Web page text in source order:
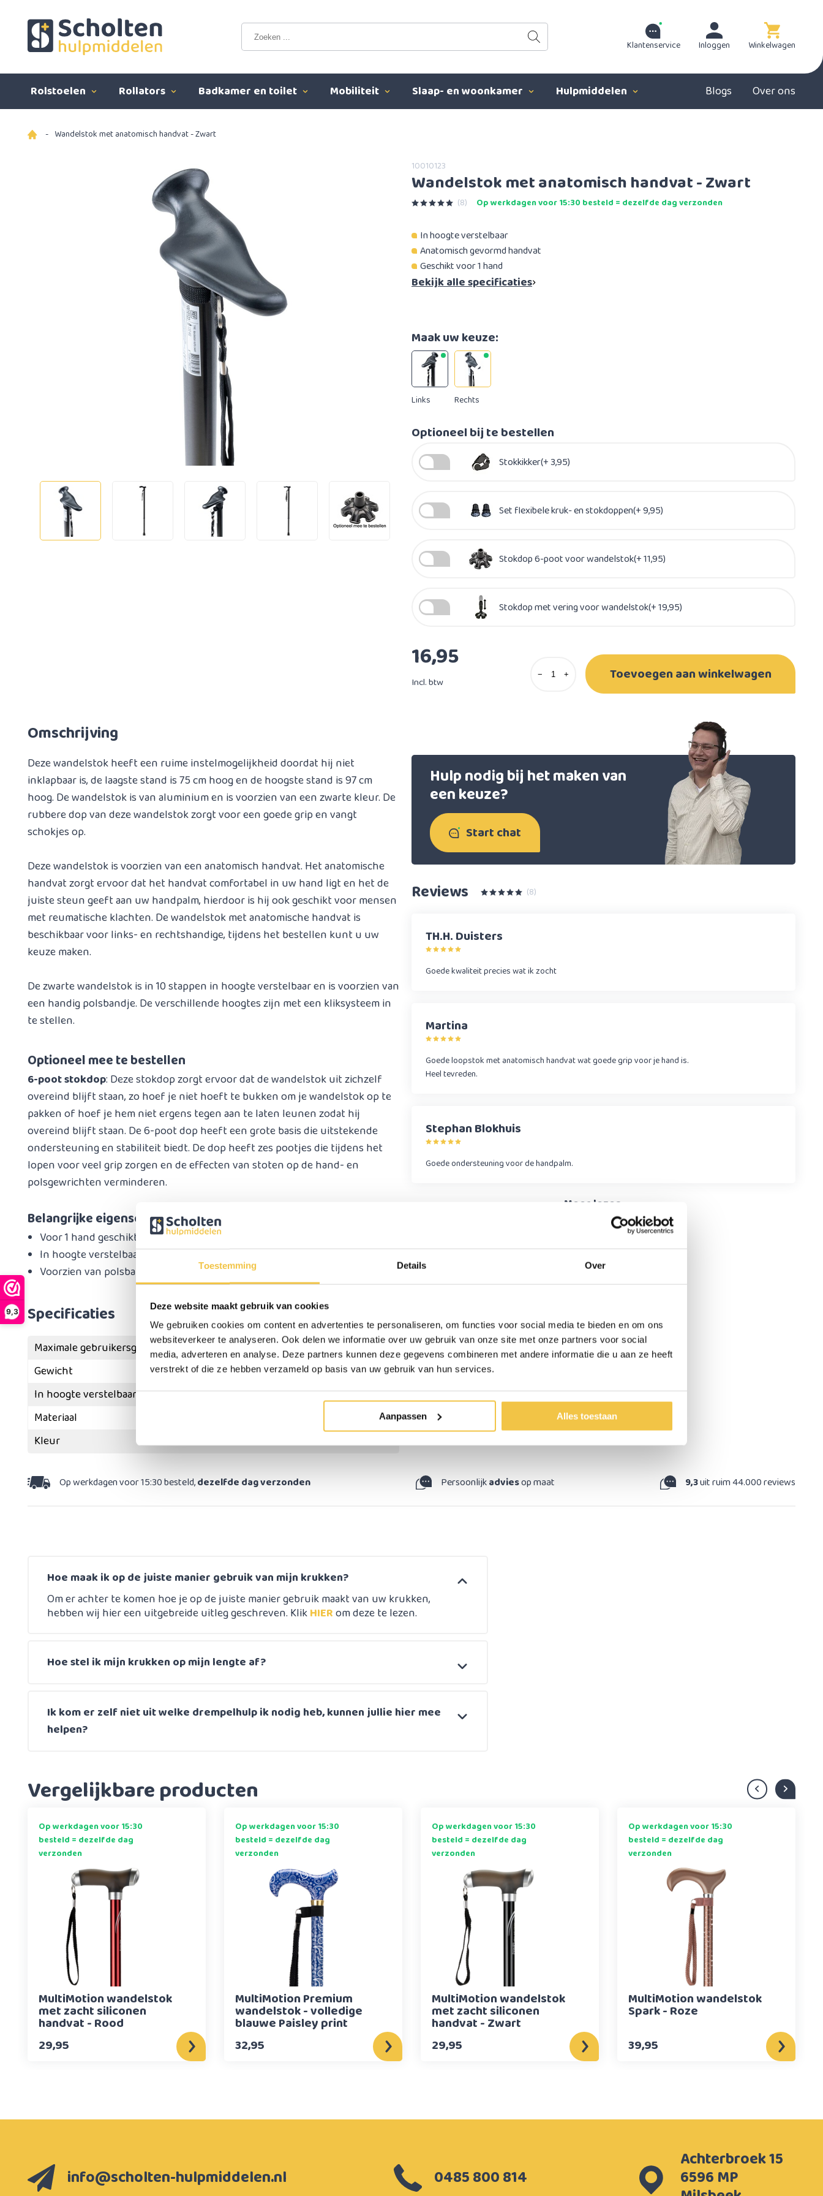
Toestemming Details Over
Deze website maakt gebruik van cookies
We gebruiken cookies om content en advertenties te personaliseren, om functies voor social media te bieden en om ons
websiteverkeer te analyseren. Ook delen we informatie over uw gebruik van onze site met onze partners voor social
media, adverteren en analyse. Deze partners kunnen deze gegevens combineren met andere informatie die u aan ze heeft
verstrekt of die ze hebben verzameld op basis van uw gebruik van hun services.
Aanpassen Alles toestaan
9,3
Klantenservice Inloggen Winkelwagen
Rolstoelen Rollators Badkamer en toilet Mobiliteit Slaap- en woonkamer Hulpmiddelen Blogs Over ons
- Wandelstok met anatomisch handvat - Zwart
10010123
Wandelstok met anatomisch handvat - Zwart
(8) Op werkdagen voor 15:30 besteld = dezelfde dag verzonden
In hoogte verstelbaar
Anatomisch gevormd handvat
Geschikt voor 1 hand
Bekijk alle specificaties
Maak uw keuze:
Links Rechts
Optioneel bij te bestellen
Stokkikker(+ 3,95)
Set flexibele kruk- en stokdoppen(+ 9,95)
Stokdop 6-poot voor wandelstok(+ 11,95)
Stokdop met vering voor wandelstok(+ 19,95)
16,95
Incl. btw
− + Toevoegen aan winkelwagen
Omschrijving
Deze wandelstok heeft een ruime instelmogelijkheid doordat hij niet
inklapbaar is, de laagste stand is 75 cm hoog en de hoogste stand is 97 cm
hoog. De wandelstok is van aluminium en is voorzien van een zwarte kleur. De
rubbere dop van deze wandelstok zorgt voor een goede grip en vangt
schokjes op.
Deze wandelstok is voorzien van een anatomisch handvat. Het anatomische
handvat zorgt ervoor dat het handvat comfortabel in uw hand ligt en het de
juiste steun geeft aan uw handpalm, hierdoor is hij ook geschikt voor mensen
met reumatische klachten. De wandelstok met anatomische handvat is
beschikbaar voor links- en rechtshandige, tijdens het bestellen kunt u uw
keuze maken.
De zwarte wandelstok is in 10 stappen in hoogte verstelbaar en is voorzien van
een handig polsbandje. De verschillende hoogtes zijn met een kliksysteem in
te stellen.
Optioneel mee te bestellen
6-poot stokdop: Deze stokdop zorgt ervoor dat de wandelstok uit zichzelf
overeind blijft staan, zo hoef je niet hoeft te bukken om je wandelstok op te
pakken of hoef je hem niet ergens tegen aan te laten leunen zodat hij
overeind blijft staan. De 6-poot dop heeft een grote basis die uitstekende
ondersteuning en stabiliteit biedt. De dop heeft zes pootjes die tijdens het
lopen voor veel grip zorgen en de effecten van stoten op de hand- en
polsgewrichten verminderen.
Belangrijke eigenschappen
Voor 1 hand geschikt: tijdens het bestellen kiest u voor links of rechts
In hoogte verstelbaar in 10 stappen
Voorzien van polsbandje
Specificaties
Maximale gebruikersgewicht
110 kg
Gewicht
315 gram
In hoogte verstelbaar
75 - 97 cm
Materiaal
Aluminium
Kleur
Zwart
Hulp nodig bij het maken van
een keuze?
Start chat
Reviews (8)
TH.H. Duisters
Goede kwaliteit precies wat ik zocht
Martina
Goede loopstok met anatomisch handvat wat goede grip voor je hand is.
Heel tevreden.
Stephan Blokhuis
Goede ondersteuning voor de handpalm.
Meer lezen
Op werkdagen voor 15:30 besteld,dezelfde dag verzonden Persoonlijkadviesop maat 9,3uit ruim 44.000 reviews
Hoe maak ik op de juiste manier gebruik van mijn krukken?
Om er achter te komen hoe je op de juiste manier gebruik maakt van uw krukken,
hebben wij hier een uitgebreide uitleg geschreven. KlikHIERom deze te lezen.
Hoe stel ik mijn krukken op mijn lengte af?
Ik kom er zelf niet uit welke drempelhulp ik nodig heb, kunnen jullie hier mee
helpen?
Vergelijkbare producten
Op werkdagen voor 15:30
besteld = dezelfde dag
verzonden
MultiMotion wandelstok
met zacht siliconen
handvat - Rood
29,95
Op werkdagen voor 15:30
besteld = dezelfde dag
verzonden
MultiMotion Premium
wandelstok - volledige
blauwe Paisley print
32,95
Op werkdagen voor 15:30
besteld = dezelfde dag
verzonden
MultiMotion wandelstok
met zacht siliconen
handvat - Zwart
29,95
Op werkdagen voor 15:30
besteld = dezelfde dag
verzonden
MultiMotion wandelstok
Spark - Roze
39,95
info@scholten-hulpmiddelen.nl 0485 800 814
Achterbroek 15
6596 MP